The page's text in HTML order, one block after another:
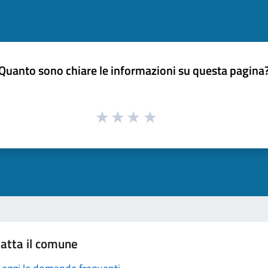
sono chiare le informazioni su questa
il comune